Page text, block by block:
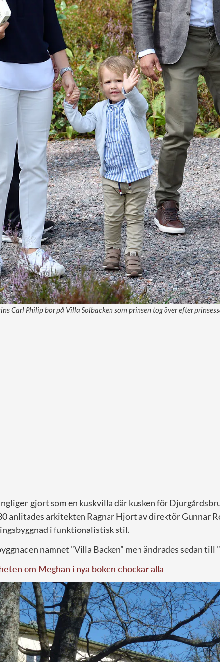
Carl Philip bor på Villa Solbacken som prinsen tog över efter
gjort som en kuskvilla där kusken för
anlitades arkitekten Ragnar Hjort av direktör Gunnar
i funktionalistisk stil.
namnet ”Villa Backen” men ändrades sedan till
om Meghan i nya boken chockar alla